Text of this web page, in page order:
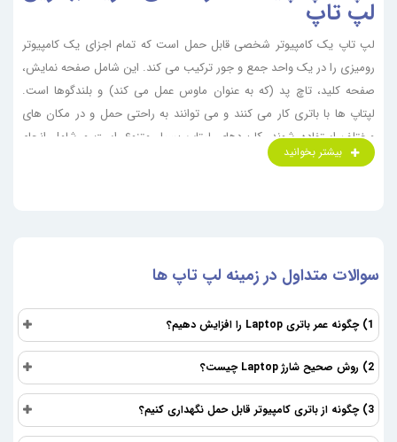
لپ تاپ
لپ تاپ یک کامپیوتر شخصی قابل حمل است که تمام اجزای یک کامپیوتر
رومیزی را در یک واحد جمع و جور ترکیب می کند. این شامل صفحه نمایش،
صفحه کلید، تاچ پد (که به عنوان ماوس عمل می کند) و بلندگوها است.
لپتاپ ها با باتری کار می کنند و می توانند به راحتی حمل و در مکان های
مختلف استفاده شوند. کاربردهای لپتاپ بسیار متنوع است و شامل انجام
کارهای اداری، وب گردی، تماشای فیلم، بازی کردن، ویرایش عکس و ویدیو،
معرفی انواع لپ تاپ (Laptop)
این دستگاه های پیشرفته بر اساس کاربرد و ویژگی‌هایشان به دسته‌های
مختلفی تقسیم می‌شوند. در اینجا به معرفی برخی از مهم‌ترین انواع این
دستگاه های کاربردی می‌پردازیم:
1. لپ تاپ لمسی (Touchscreen
Laptop)
بیشتر بخوانید
سوالات متداول در زمینه لپ تاپ ها
1) چگونه عمر باتری Laptop را افزایش دهیم؟
2) روش صحیح شارژ Laptop چیست؟
3) چگونه از باتری کامپیوتر قابل حمل نگهداری کنیم؟